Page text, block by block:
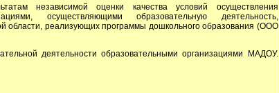
независимой оценки качества условий осуществления
осуществляющими образовательную деятельность,
области, реализующих программы дошкольного образования (ООО
деятельности образовательными организациями МАДОУ.